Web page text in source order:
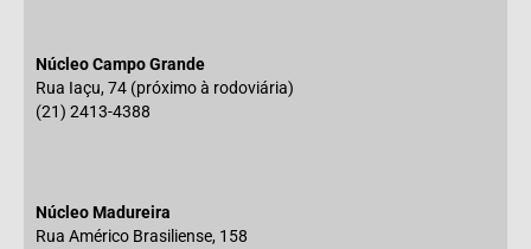
Núcleo Campo Grande
Rua Iaçu, 74 (próximo à rodoviária)
(21) 2413-4388
Núcleo Madureira
Rua Américo Brasiliense, 158